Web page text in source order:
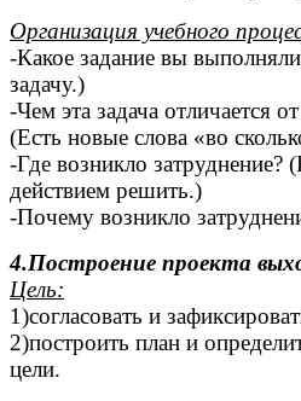
Организация учебного
-Какое задание вы
задачу.)
-Чем эта задача отличается
(Есть новые слова «во
-Где возникло затруднение?
действием решить.)
-Почему возникло
4.Построение проекта
Цель:
1)согласовать и
2)построить план и
цели.